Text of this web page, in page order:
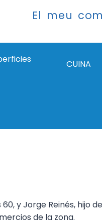
El meu
CUINA
y Jorge Reinés,
de la zona.